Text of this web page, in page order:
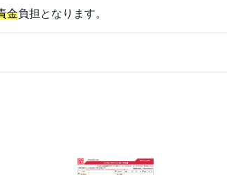
金負担となります。